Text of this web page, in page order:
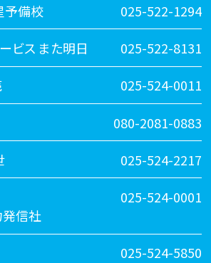
予備校 025-522-1294
ビス また明日 025-522-8131
025-524-0011
080-2081-0883
025-524-2217
信社
025-524-0001
025-524-5850